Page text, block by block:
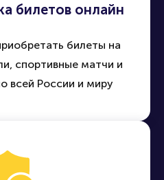
билетов онлайн
билеты на
спортивные матчи и
всей России и миру